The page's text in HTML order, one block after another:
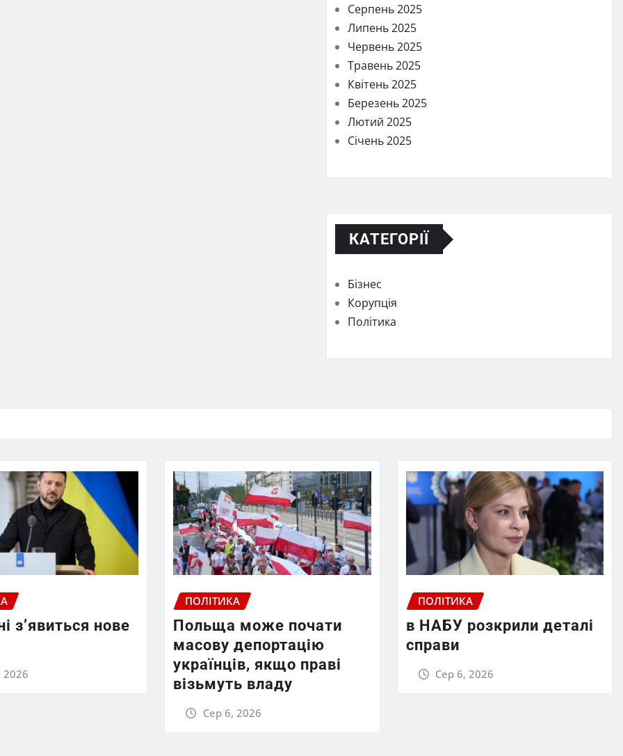
Серпень 2025
Липень 2025
Червень 2025
Травень 2025
Квітень 2025
Березень 2025
Лютий 2025
Січень 2025
КАТЕГОРІЇ
Бізнес
Корупція
Політика
з’явиться нове
2026
ПОЛІТИКА
Польща може почати
масову депортацію
українців, якщо праві
візьмуть владу
Сер 6, 2026
ПОЛІТИКА
в НАБУ розкрили деталі
справи
Сер 6, 2026